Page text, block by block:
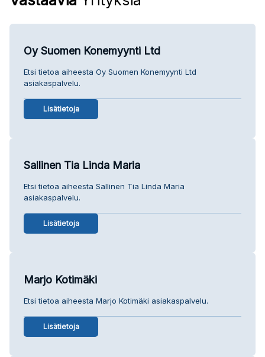
Oy Suomen Konemyynti Ltd
Etsi tietoa aiheesta Oy Suomen Konemyynti Ltd
asiakaspalvelu.
Lisätietoja
Sallinen Tia Linda Maria
Etsi tietoa aiheesta Sallinen Tia Linda Maria
asiakaspalvelu.
Lisätietoja
Marjo Kotimäki
Etsi tietoa aiheesta Marjo Kotimäki asiakaspalvelu.
Lisätietoja